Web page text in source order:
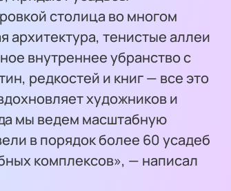
столица во многом
тенистые аллеи
внутреннее убранство с
редкостей и книг — все это
художников и
мы ведем масштабную
в порядок более 60 усадеб
комплексов», — написал